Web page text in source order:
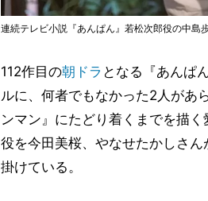
連続テレビ小説『あんぱん』若松次郎役の中島
112作目の朝ドラ となる『あんぱ
ルに、何者でもなかった2人があ
ンマン』にたどり着くまでを描
役を今田美桜、やなせたかしさ
掛けている。